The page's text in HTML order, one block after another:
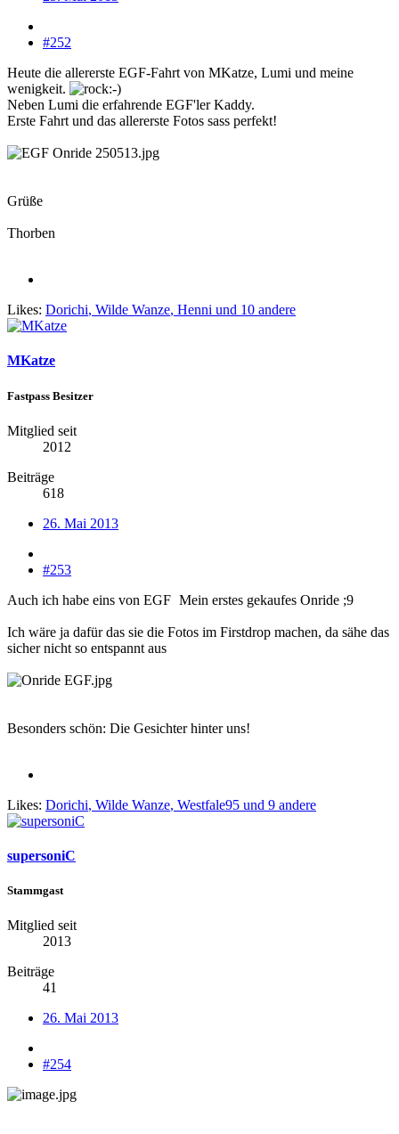
#252
Heute die allererste EGF-Fahrt von MKatze, Lumi und meine
wenigkeit.
Neben Lumi die erfahrende EGF'ler Kaddy.
Erste Fahrt und das allererste Fotos sass perfekt!
Grüße
Thorben
Likes: Dorichi, Wilde Wanze, Henni und 10 andere
MKatze
Fastpass Besitzer
Mitglied seit
2012
Beiträge
618
26. Mai 2013
#253
Auch ich habe eins von EGF Mein erstes gekaufes Onride ;9
Ich wäre ja dafür das sie die Fotos im Firstdrop machen, da sähe das
sicher nicht so entspannt aus
Besonders schön: Die Gesichter hinter uns!
Likes: Dorichi, Wilde Wanze, Westfale95 und 9 andere
supersoniC
Stammgast
Mitglied seit
2013
Beiträge
41
26. Mai 2013
#254